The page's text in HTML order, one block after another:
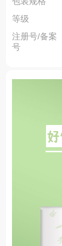
等级
注册号/备案
号